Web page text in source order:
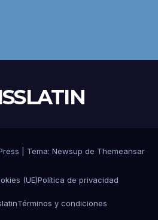
Tema: Newsup de Themeansar
(UE)Política de privacidad
Términos y condiciones